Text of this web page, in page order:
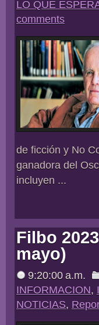
LO QUE
comments
de ficción y No
ganadora del
incluyen ...
Filbo
mayo)
9:20:00 a.m.
INFORMACION,
NOTICIAS,